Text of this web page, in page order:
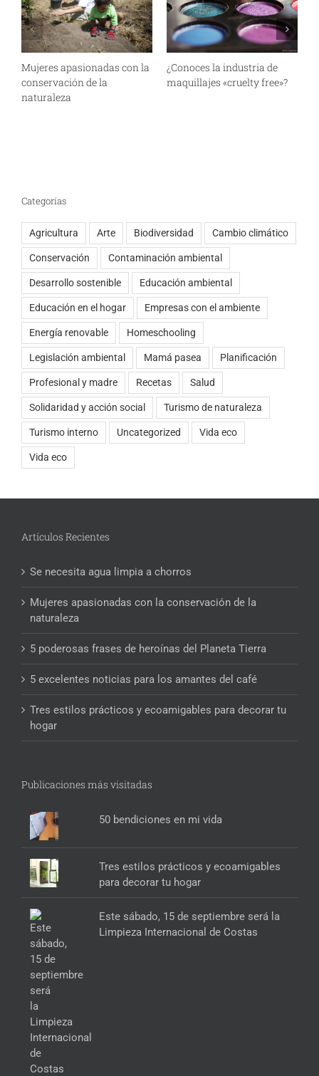
Mujeres apasionadas con la
conservación de la
naturaleza
¿Conoces la industria de
maquillajes «cruelty free»?
Categorías
Agricultura Arte Biodiversidad Cambio climático
Conservación Contaminación ambiental
Desarrollo sostenible Educación ambiental
Educación en el hogar Empresas con el ambiente
Energía renovable Homeschooling
Legislación ambiental Mamá pasea Planificación
Profesional y madre Recetas Salud
Solidaridad y acción social Turismo de naturaleza
Turismo interno Uncategorized Vida eco
Vida eco
Artículos Recientes
Se necesita agua limpia a chorros
Mujeres apasionadas con la conservación de la
naturaleza
5 poderosas frases de heroínas del Planeta Tierra
5 excelentes noticias para los amantes del café
Tres estilos prácticos y ecoamigables para decorar tu
hogar
Publicaciones más visitadas
50 bendiciones en mi vida
Tres estilos prácticos y ecoamigables
para decorar tu hogar
Este sábado, 15 de septiembre será la
Limpieza Internacional de Costas